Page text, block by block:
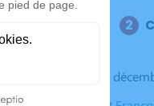
Le jeudi 05